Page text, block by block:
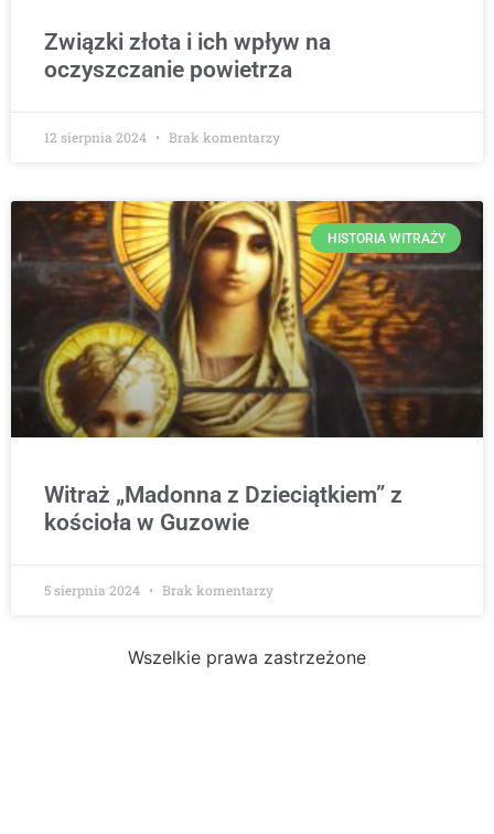
Związki złota i ich wpływ na
oczyszczanie powietrza
12 sierpnia 2024 Brak komentarzy
HISTORIA WITRAŻY
Witraż „Madonna z Dzieciątkiem” z
kościoła w Guzowie
5 sierpnia 2024 Brak komentarzy
Wszelkie prawa zastrzeżone